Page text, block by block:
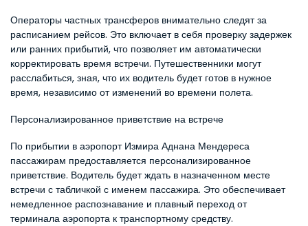
Операторы частных трансферов внимательно следят за
расписанием рейсов. Это включает в себя проверку задержек
или ранних прибытий, что позволяет им автоматически
корректировать время встречи. Путешественники могут
расслабиться, зная, что их водитель будет готов в нужное
время, независимо от изменений во времени полета.
Персонализированное приветствие на встрече
По прибытии в аэропорт Измира Аднана Мендереса
пассажирам предоставляется персонализированное
приветствие. Водитель будет ждать в назначенном месте
встречи с табличкой с именем пассажира. Это обеспечивает
немедленное распознавание и плавный переход от
терминала аэропорта к транспортному средству.